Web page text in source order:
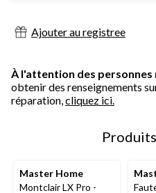
évaluation
Ajouter au registree
À l'attention des personnes
obtenir des renseignements
réparation,cliquez ici.
Master Home
Montclair LX Pro -